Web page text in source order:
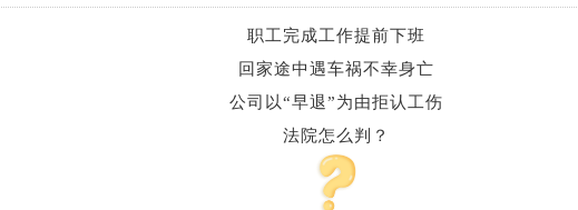
职工完成工作提前下班
回家途中遇车祸不幸身亡
公司以“早退”为由拒认工伤
法院怎么判？